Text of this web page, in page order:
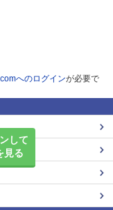
へのログインが必要で
して
見る